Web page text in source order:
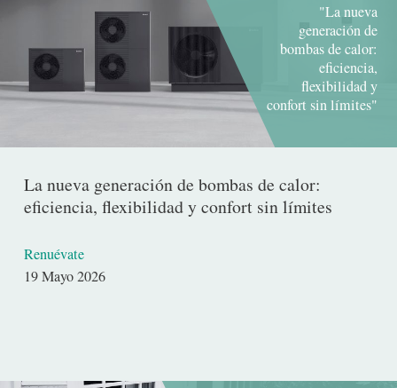
"La nueva
generación de
bombas de calor:
eficiencia,
flexibilidad y
confort sin límites"
La nueva generación de bombas de calor:
eficiencia, flexibilidad y confort sin límites
Renuévate
Fecha19 Mayo 2026